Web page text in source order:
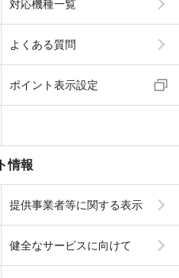
対応機種一覧
よくある質問
ポイント表示設定
情報
提供事業者等に関する表示
健全なサービスに向けて